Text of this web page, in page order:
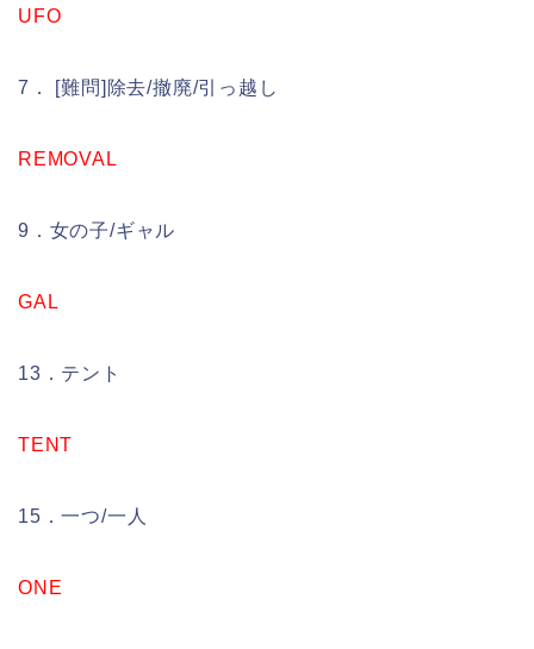
UFO
7． [難問]除去/撤廃/引っ越し
REMOVAL
9．女の子/ギャル
GAL
13．テント
TENT
15．一つ/一人
ONE